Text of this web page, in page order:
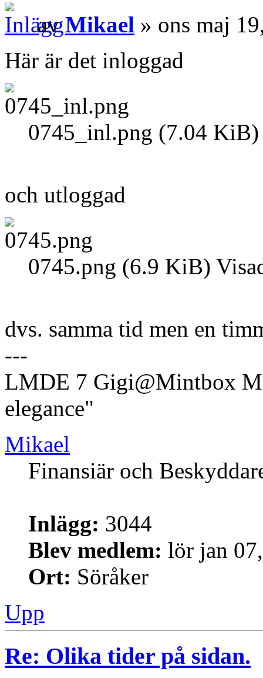
avMikael » ons maj
Här är det inloggad
0745_inl.png (7.04 KiB)
och utloggad
0745.png (6.9 KiB)
dvs. samma tid men en
---
LMDE 7 Gigi@Mintbox
elegance"
Mikael
Finansiär och
Inlägg: 3044
Blev medlem: lör jan
Ort: Söråker
Upp
Re: Olika tider på sidan.